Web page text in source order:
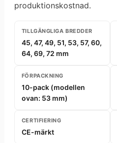
produktionskostnad.
TILLGÄNGLIGA BREDDER
45, 47, 49, 51, 53, 57, 60,
64, 69, 72 mm
FÖRPACKNING
10-pack (modellen
ovan: 53 mm)
CERTIFIERING
CE-märkt